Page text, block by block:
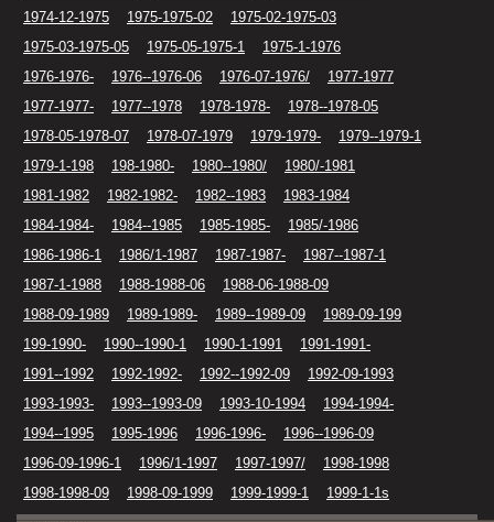
1974-12-1975
1975-1975-02
1975-02-1975-03
1975-03-1975-05
1975-05-1975-1
1975-1-1976
1976-1976-
1976--1976-06 1976-07-1976/
1977-1977
1977-1977-
1977--1978 1978-1978-
1978--1978-05
1978-05-1978-07
1978-07-1979 1979-1979-
1979--1979-1
1979-1-198
198-1980- 1980--1980/
1980/-1981
1981-1982
1982-1982- 1982--1983
1983-1984
1984-1984-
1984--1985 1985-1985-
1985/-1986
1986-1986-1
1986/1-1987 1987-1987-
1987--1987-1
1987-1-1988
1988-1988-06
1988-06-1988-09
1988-09-1989
1989-1989- 1989--1989-09
1989-09-199
199-1990-
1990--1990-1 1990-1-1991
1991-1991-
1991--1992
1992-1992- 1992--1992-09
1992-09-1993
1993-1993-
1993--1993-09 1993-10-1994
1994-1994-
1994--1995
1995-1996 1996-1996-
1996--1996-09
1996-09-1996-1
1996/1-1997 1997-1997/
1998-1998
1998-1998-09
1998-09-1999 1999-1999-1 1999-1-1s